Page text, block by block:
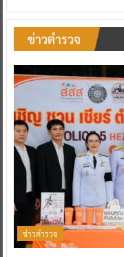
ข่าวตำรวจ
ข่าวตำรวจ